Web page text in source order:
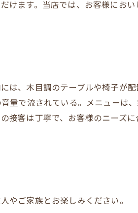
けます。当店では、お客様におい
は、木目調のテーブルや椅子が配
量で流されている。メニューは
接客は丁寧で、お客様のニーズに
やご家族とお楽しみください。